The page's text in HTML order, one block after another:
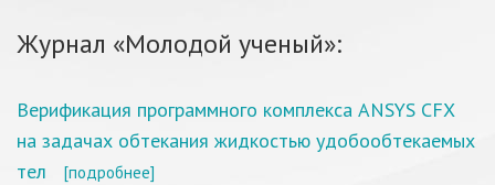
Журнал «Молодой ученый»:
Верификация программного комплекса ANSYS CFX
на задачах обтекания жидкостью удобообтекаемых
тел
[подробнее]